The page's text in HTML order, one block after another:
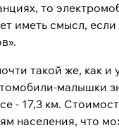
то
иметь смысл,
такой же, как
малышки
- 17,3 км.
населения, что